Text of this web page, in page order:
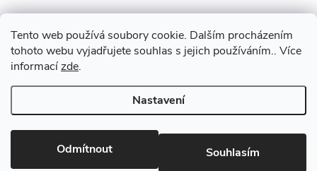
Tento web používá soubory cookie. Dalším procházením
tohoto webu vyjadřujete souhlas s jejich používáním.. Více
informacízde.
Nastavení
Odmítnout Souhlasím
Z
á
p
a
Copyright 2026www.vyrejeme.cz. Všechna práva vyhrazena.Upravit
nastavení cookies